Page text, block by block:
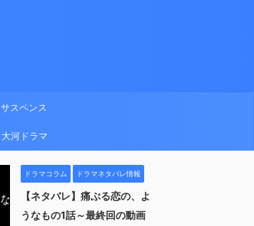
サスペンス
大河ドラマ
ドラマコラム ドラマネタバレ情報
【ネタバレ】痛ぶる恋の、よ
うなもの1話～最終回の動画